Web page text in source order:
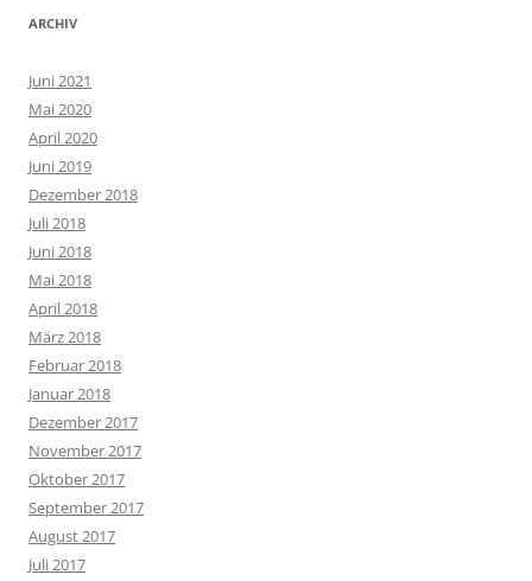
ARCHIV
Juni 2021
Mai 2020
April 2020
Juni 2019
Dezember 2018
Juli 2018
Juni 2018
Mai 2018
April 2018
März 2018
Februar 2018
Januar 2018
Dezember 2017
November 2017
Oktober 2017
September 2017
August 2017
Juli 2017